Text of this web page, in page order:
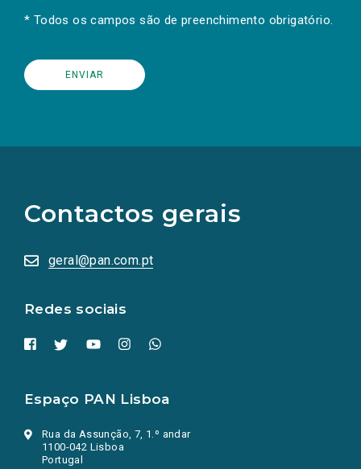
* Todos os campos são de preenchimento obrigatório.
Contactos gerais
geral@pan.com.pt
Redes sociais
redes
sociais
numa
nova
Espaço PAN Lisboa
Rua da Assunção, 7, 1.º andar
1100-042 Lisboa
Portugal